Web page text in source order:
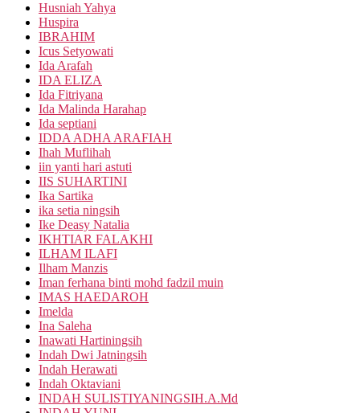
Husniah Yahya
Huspira
IBRAHIM
Icus Setyowati
Ida Arafah
IDA ELIZA
Ida Fitriyana
Ida Malinda Harahap
Ida septiani
IDDA ADHA ARAFIAH
Ihah Muflihah
iin yanti hari astuti
IIS SUHARTINI
Ika Sartika
ika setia ningsih
Ike Deasy Natalia
IKHTIAR FALAKHI
ILHAM ILAFI
Ilham Manzis
Iman ferhana binti mohd fadzil muin
IMAS HAEDAROH
Imelda
Ina Saleha
Inawati Hartiningsih
Indah Dwi Jatningsih
Indah Herawati
Indah Oktaviani
INDAH SULISTIYANINGSIH.A.Md